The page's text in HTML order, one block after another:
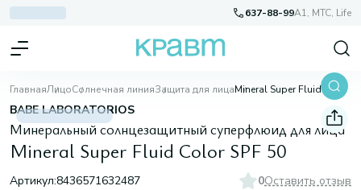
637-88-99A1, МТС, Life
ГлавнаяЛицоСолнечная линияЗащита для лица Mineral Super Fluid Color SPF 50
BABE LABORATORIOS
Минеральный солнцезащитный суперфлюид для лица
Mineral Super Fluid Color SPF 50
Артикул:8436571632487 0Оставить отзыв